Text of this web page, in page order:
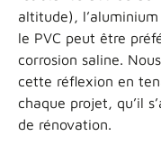
altitude),
le PVC peut être
corrosion saline.
cette réflexion en
chaque projet, qu’il
de rénovation.